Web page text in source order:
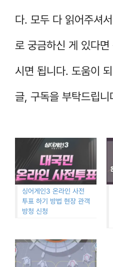
다. 모두 다 읽어주셔
로 궁금하신 게 있다
시면 됩니다. 도움이
글, 구독을 부탁드립니
싱어게인3 온라인 사전
투표 하기 방법 현장 관객
방청 신청